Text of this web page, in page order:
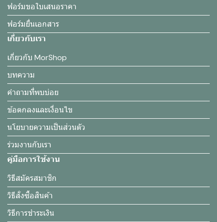
ฟอร์มขอใบเสนอราคา
ฟอร์มยื่นเอกสาร
เกี่ยวกับเรา
เกี่ยวกับ MorShop
บทความ
คำถามที่พบบ่อย
ข้อตกลงและเงื่อนไข
นโยบายความเป็นส่วนตัว
ร่วมงานกับเรา
คู่มือการใช้งาน
วิธีสมัครสมาชิก
วิธีสั่งซื้อสินค้า
วิธีการชำระเงิน